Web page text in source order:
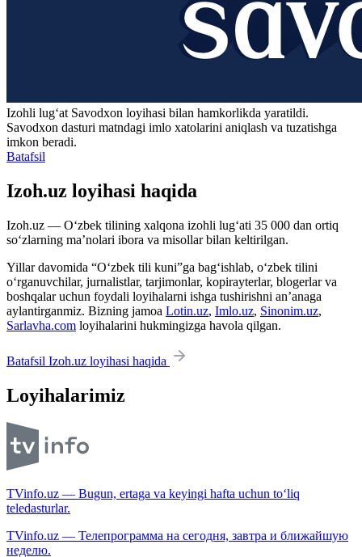
Izohli lugʻat Savodxon loyihasi bilan hamkorlikda yaratildi.
Savodxon dasturi matndagi imlo xatolarini aniqlash va tuzatishga
imkon beradi.
Batafsil
Izoh.uz loyihasi haqida
Izoh.uz — O‘zbek tilining xalqona izohli lug‘ati 35 000 dan ortiq
so‘zlarning ma’nolari ibora va misollar bilan keltirilgan.
Yillar davomida “O‘zbek tili kuni”ga bag‘ishlab, o‘zbek tilini
o‘rganuvchilar, jurnalistlar, tarjimonlar, kopirayterlar, blogerlar va
boshqalar uchun foydali loyihalarni ishga tushirishni an’anaga
aylantirganmiz. Bizning jamoa Lotin.uz, Imlo.uz, Sinonim.uz,
Sarlavha.com loyihalarini hukmingizga havola qilgan.
Batafsil Izoh.uz loyihasi haqida
Loyihalarimiz
TVinfo.uz — Bugun, ertaga va keyingi hafta uchun to‘liq
teledasturlar.
TVinfo.uz — Телепрограмма на сегодня, завтра и ближайшую
неделю.